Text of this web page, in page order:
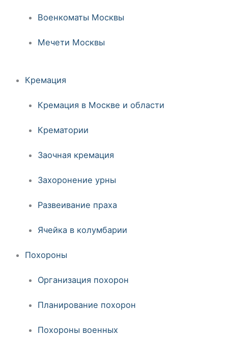
Военкоматы Москвы
Мечети Москвы
Кремация
Кремация в Москве и области
Крематории
Заочная кремация
Захоронение урны
Развеивание праха
Ячейка в колумбарии
Похороны
Организация похорон
Планирование похорон
Похороны военных